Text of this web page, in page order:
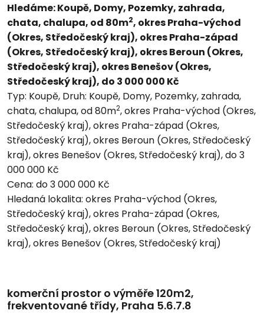
Hledáme: Koupě, Domy, Pozemky, zahrada,
chata, chalupa, od 80m2, okres Praha-východ
(Okres, Středočeský kraj), okres Praha-západ
(Okres, Středočeský kraj), okres Beroun (Okres,
Středočeský kraj), okres Benešov (Okres,
Středočeský kraj), do 3 000 000 Kč
Typ: Koupě, Druh: Koupě, Domy, Pozemky, zahrada,
chata, chalupa, od 80m2, okres Praha-východ (Okres,
Středočeský kraj), okres Praha-západ (Okres,
Středočeský kraj), okres Beroun (Okres, Středočeský
kraj), okres Benešov (Okres, Středočeský kraj), do 3
000 000 Kč
Cena: do 3 000 000 Kč
Hledaná lokalita: okres Praha-východ (Okres,
Středočeský kraj), okres Praha-západ (Okres,
Středočeský kraj), okres Beroun (Okres, Středočeský
kraj), okres Benešov (Okres, Středočeský kraj)
komerční prostor o výměře 120m2,
frekventované třídy, Praha 5.6.7.8